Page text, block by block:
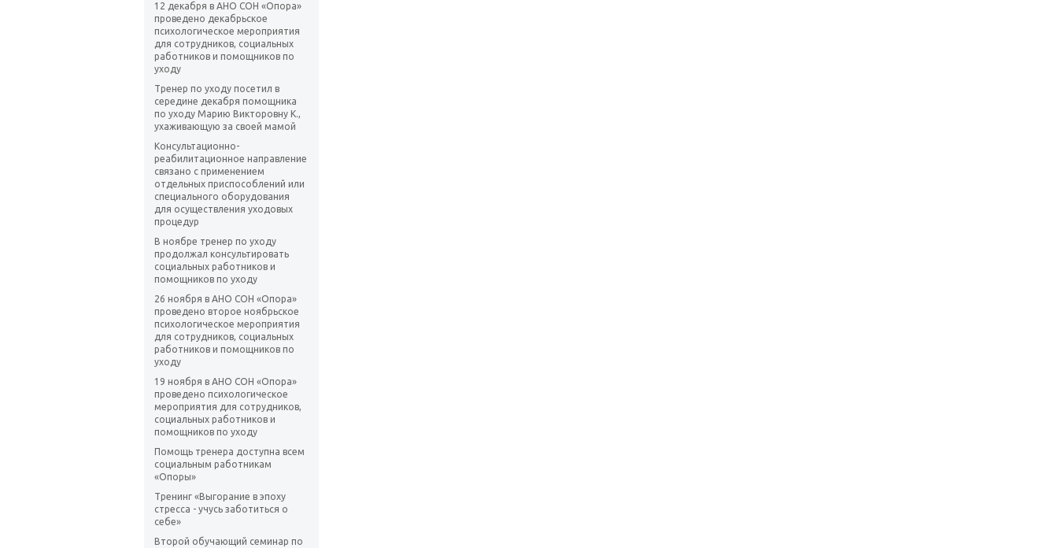
12 декабря в АНО СОН «Опора»
проведено декабрьское
психологическое мероприятия
для сотрудников, социальных
работников и помощников по
уходу
Тренер по уходу посетил в
середине декабря помощника
по уходу Марию Викторовну К.,
ухаживающую за своей мамой
Консультационно-
реабилитационное направление
связано с применением
отдельных приспособлений или
специального оборудования
для осуществления уходовых
процедур
В ноябре тренер по уходу
продолжал консультировать
социальных работников и
помощников по уходу
26 ноября в АНО СОН «Опора»
проведено второе ноябрьское
психологическое мероприятия
для сотрудников, социальных
работников и помощников по
уходу
19 ноября в АНО СОН «Опора»
проведено психологическое
мероприятия для сотрудников,
социальных работников и
помощников по уходу
Помощь тренера доступна всем
социальным работникам
«Опоры»
Тренинг «Выгорание в эпоху
стресса - учусь заботиться о
себе»
Второй обучающий семинар по